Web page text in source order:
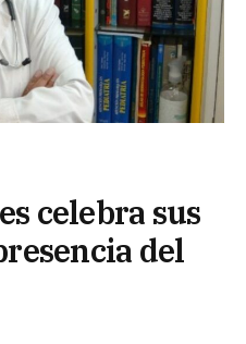
celebra sus
del